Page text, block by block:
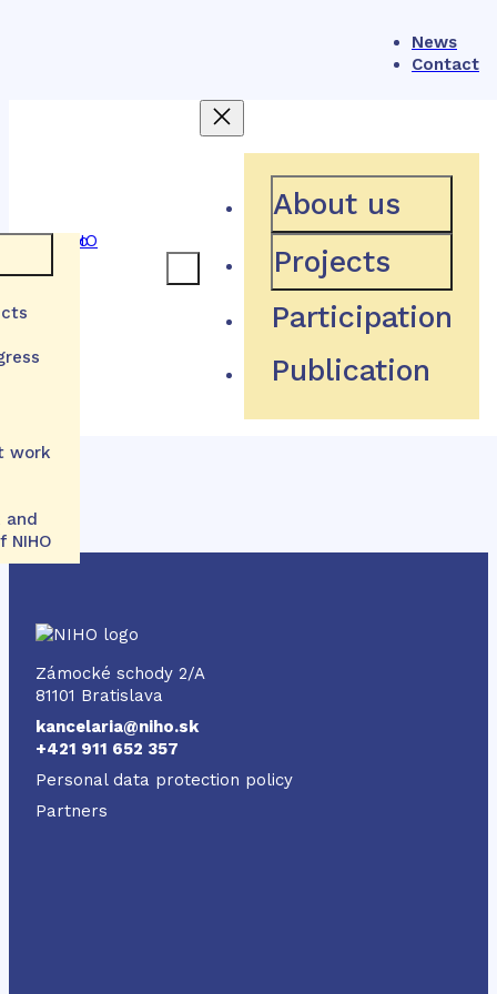
News
Contact
About us
work
and
NIHO
Projects
Participation
Publication
404
Hľadaná stránka neexistuje
NIHO
Zámocké schody 2/A
81101 Bratislava
kancelaria@niho.sk
+421 911 652 357
Personal data protection policy
Partners